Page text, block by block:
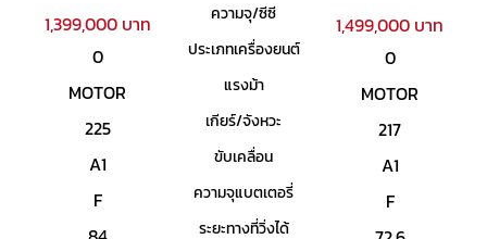
1,399,000 บาท
0
MOTOR
225
A1
F
1,499,000 บาท
0
MOTOR
217
A1
F
ความจุ/ซีซี
ประเภทเครื่องยนต์
แรงม้า
เกียร์/จังหวะ
ขับเคลื่อน
ความจุแบตเตอรี่
ระยะทางที่วิ่งได้